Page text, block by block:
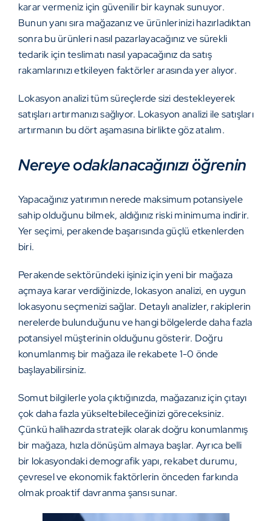
karar vermeniz için güvenilir bir kaynak sunuyor.
Bunun yanı sıra mağazanız ve ürünlerinizi hazırladıktan
sonra bu ürünleri nasıl pazarlayacağınız ve sürekli
tedarik için teslimatı nasıl yapacağınız da satış
rakamlarınızı etkileyen faktörler arasında yer alıyor.
Lokasyon analizi tüm süreçlerde sizi destekleyerek
satışları artırmanızı sağlıyor. Lokasyon analizi ile satışları
artırmanın bu dört aşamasına birlikte göz atalım.
Nereye odaklanacağınızı öğrenin
Yapacağınız yatırımın nerede maksimum potansiyele
sahip olduğunu bilmek, aldığınız riski minimuma indirir.
Yer seçimi, perakende başarısında güçlü etkenlerden
biri.
Perakende sektöründeki işiniz için yeni bir mağaza
açmaya karar verdiğinizde, lokasyon analizi, en uygun
lokasyonu seçmenizi sağlar. Detaylı analizler, rakiplerin
nerelerde bulunduğunu ve hangi bölgelerde daha fazla
potansiyel müşterinin olduğunu gösterir. Doğru
konumlanmış bir mağaza ile rekabete 1-0 önde
başlayabilirsiniz.
Somut bilgilerle yola çıktığınızda, mağazanız için çıtayı
çok daha fazla yükseltebileceğinizi göreceksiniz.
Çünkü halihazırda stratejik olarak doğru konumlanmış
bir mağaza, hızla dönüşüm almaya başlar. Ayrıca belli
bir lokasyondaki demografik yapı, rekabet durumu,
çevresel ve ekonomik faktörlerin önceden farkında
olmak proaktif davranma şansı sunar.